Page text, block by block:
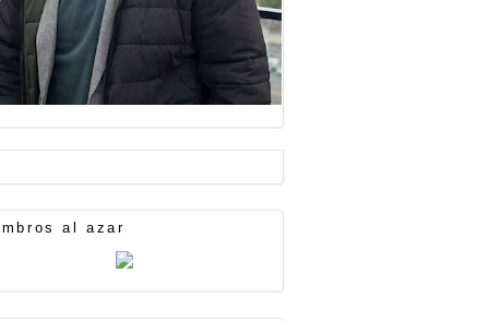
al azar